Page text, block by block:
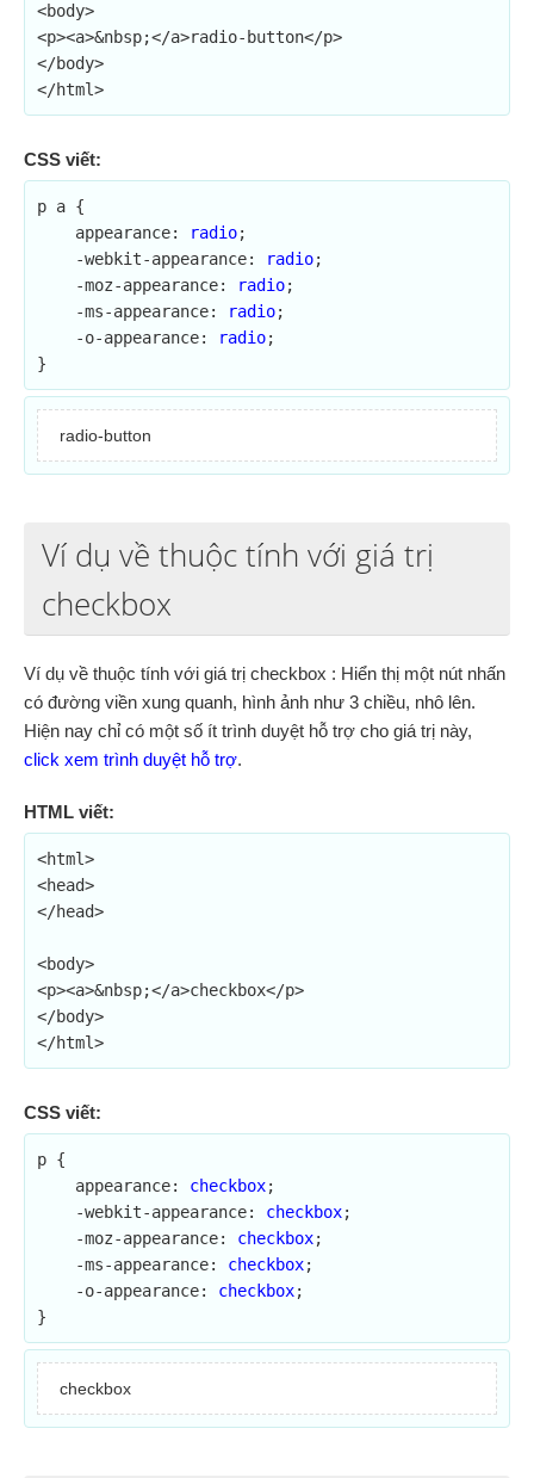
<body>
<p><a>&nbsp;</a>radio-button</p>
</body>
</html>
CSS viết:
p a {
    appearance:
radio;
    -webkit-appearance:
radio;
    -moz-appearance:
radio;
    -ms-appearance:
radio;
    -o-appearance:
radio;
}
radio-button
Ví dụ về thuộc tính với giá trị
checkbox
Ví dụ về thuộc tính với giá trị checkbox : Hiển thị một nút nhấn
có đường viền xung quanh, hình ảnh như 3 chiều, nhô lên.
Hiện nay chỉ có một số ít trình duyệt hỗ trợ cho giá trị này,
click xem trình duyệt hỗ trợ.
HTML viết:
<html>
<head>
</head>
<body>
<p><a>&nbsp;</a>checkbox</p>
</body>
</html>
CSS viết:
p {
    appearance:
checkbox;
    -webkit-appearance:
checkbox;
    -moz-appearance:
checkbox;
    -ms-appearance:
checkbox;
    -o-appearance:
checkbox;
}
checkbox